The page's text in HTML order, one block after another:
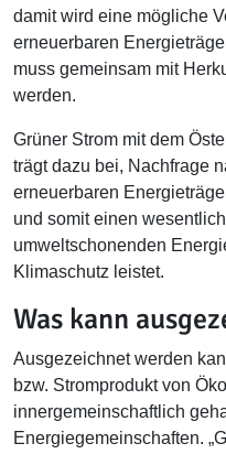
damit wird eine mögliche
erneuerbaren
muss gemeinsam mit
werden.
Grüner Strom mit dem
trägt dazu bei, Nachfrage
erneuerbaren
und somit einen
umweltschonenden
Klimaschutz leistet.
Was kann
Ausgezeichnet werden
bzw. Stromprodukt von
innergemeinschaftlich
Energiegemeinschaften.